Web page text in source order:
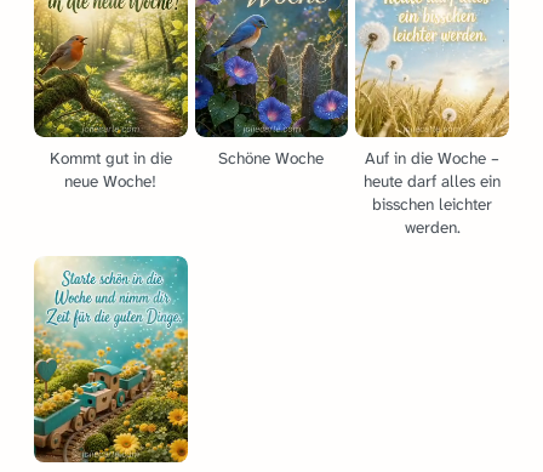
Kommt gut in die
neue Woche!
Schöne Woche
Auf in die Woche –
heute darf alles ein
bisschen leichter
werden.